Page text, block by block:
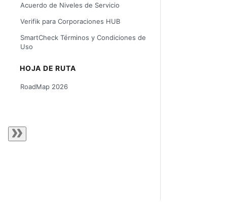
Acuerdo de Niveles de Servicio
Verifik para Corporaciones HUB
SmartCheck Términos y Condiciones de
Uso
HOJA DE RUTA
RoadMap 2026